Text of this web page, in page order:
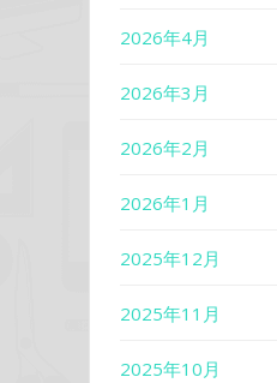
2026年4月
2026年3月
2026年2月
2026年1月
2025年12月
2025年11月
2025年10月